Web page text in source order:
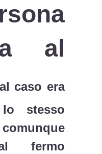
al
caso era
stesso
fermo